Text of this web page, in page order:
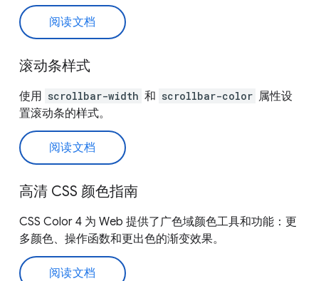
阅读文档
滚动条样式
使用 scrollbar-width 和 scrollbar-color 属性设
置滚动条的样式。
阅读文档
高清 CSS 颜色指南
CSS Color 4 为 Web 提供了广色域颜色工具和功能：更
多颜色、操作函数和更出色的渐变效果。
阅读文档